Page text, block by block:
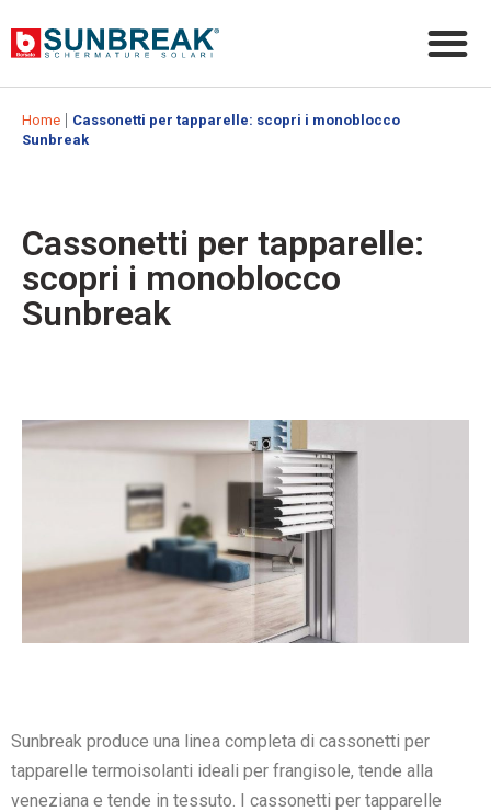
Home | Cassonetti per tapparelle: scopri i monoblocco
Sunbreak
Cassonetti per tapparelle:
scopri i monoblocco
Sunbreak
Sunbreak produce una linea completa di cassonetti per
tapparelle termoisolanti ideali per frangisole, tende alla
veneziana e tende in tessuto. I cassonetti per tapparelle